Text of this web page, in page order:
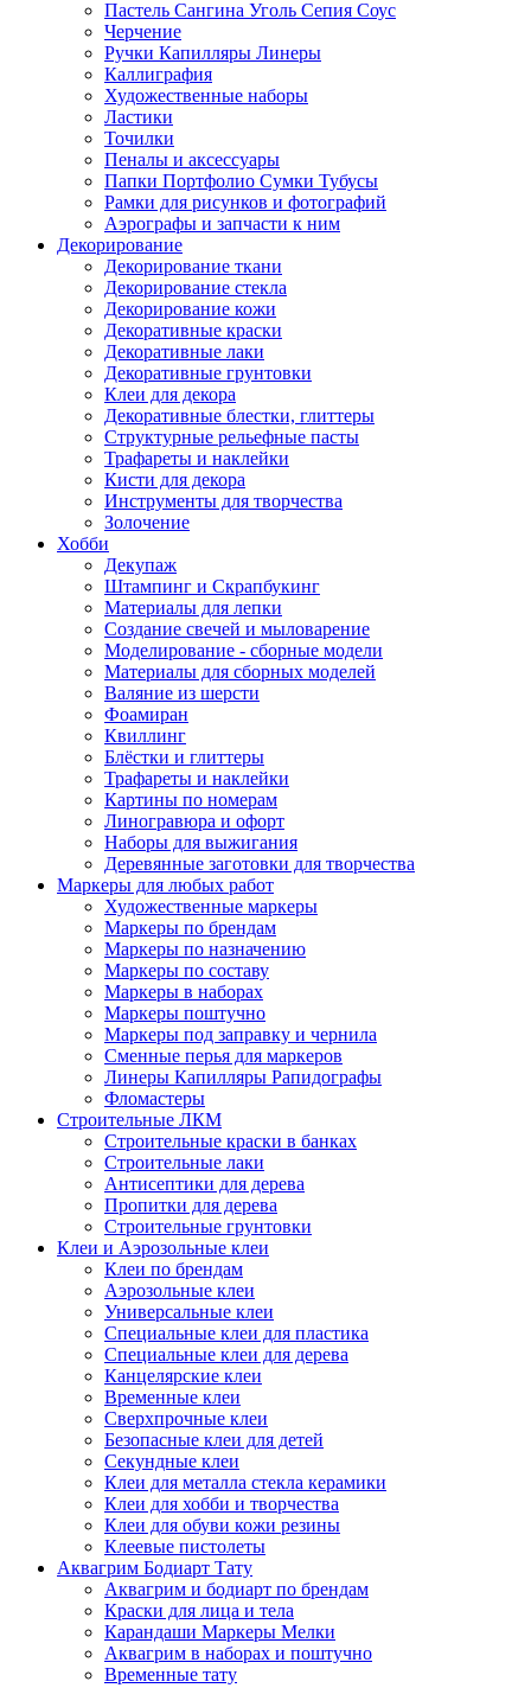
Пастель Сангина Уголь Сепия Соус
Черчение
Ручки Капилляры Линеры
Каллиграфия
Художественные наборы
Ластики
Точилки
Пеналы и аксессуары
Папки Портфолио Сумки Тубусы
Рамки для рисунков и фотографий
Аэрографы и запчасти к ним
Декорирование
Декорирование ткани
Декорирование стекла
Декорирование кожи
Декоративные краски
Декоративные лаки
Декоративные грунтовки
Клеи для декора
Декоративные блестки, глиттеры
Структурные рельефные пасты
Трафареты и наклейки
Кисти для декора
Инструменты для творчества
Золочение
Хобби
Декупаж
Штампинг и Скрапбукинг
Материалы для лепки
Создание свечей и мыловарение
Моделирование - сборные модели
Материалы для сборных моделей
Валяние из шерсти
Фоамиран
Квиллинг
Блёстки и глиттеры
Трафареты и наклейки
Картины по номерам
Линогравюра и офорт
Наборы для выжигания
Деревянные заготовки для творчества
Маркеры для любых работ
Художественные маркеры
Маркеры по брендам
Маркеры по назначению
Маркеры по составу
Маркеры в наборах
Маркеры поштучно
Маркеры под заправку и чернила
Сменные перья для маркеров
Линеры Капилляры Рапидографы
Фломастеры
Строительные ЛКМ
Строительные краски в банках
Строительные лаки
Антисептики для дерева
Пропитки для дерева
Строительные грунтовки
Клеи и Аэрозольные клеи
Клеи по брендам
Аэрозольные клеи
Универсальные клеи
Специальные клеи для пластика
Специальные клеи для дерева
Канцелярские клеи
Временные клеи
Сверхпрочные клеи
Безопасные клеи для детей
Секундные клеи
Клеи для металла стекла керамики
Клеи для хобби и творчества
Клеи для обуви кожи резины
Клеевые пистолеты
Аквагрим Бодиарт Тату
Аквагрим и бодиарт по брендам
Краски для лица и тела
Карандаши Маркеры Мелки
Аквагрим в наборах и поштучно
Временные тату